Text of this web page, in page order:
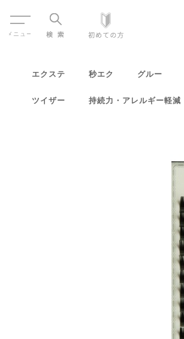
エクステ 秒エク グルー
ツイザー 持続力・アレルギー軽減
Menu